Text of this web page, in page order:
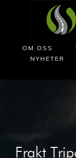
OM OSS
NYHETER
Frakt